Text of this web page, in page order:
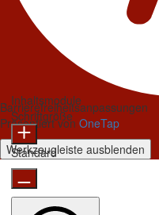
Barrierefreiheitsanpassungen
Präsentiert von OneTap
Werkzeugleiste ausblenden
Inhaltsmodule
Schriftgröße
Standard